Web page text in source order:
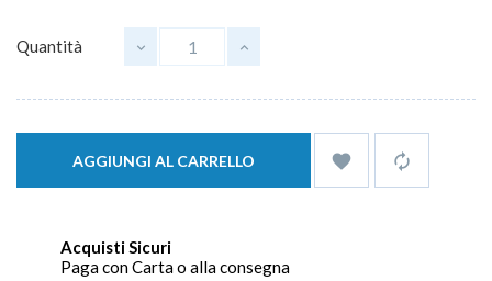
Quantità
AGGIUNGI AL CARRELLO  
Acquisti Sicuri
Paga con Carta o alla consegna